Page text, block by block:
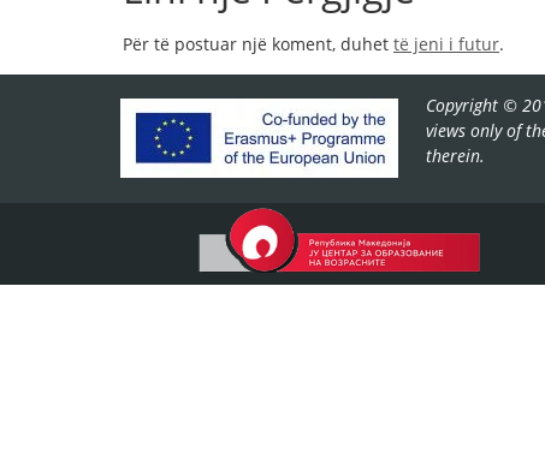
Për të postuar një koment, duhet të jeni i futur.
Copyright ©
views only of
therein.